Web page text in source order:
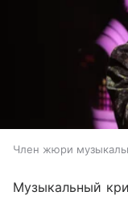
Член жюри
Музыкальный